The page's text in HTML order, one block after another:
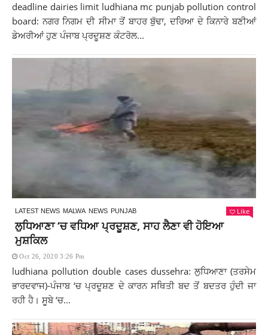
deadline dairies limit ludhiana mc punjab pollution control
board: ਨਗਰ ਨਿਗਮ ਦੀ ਸੀਮਾ ਤੋਂ ਬਾਹਰ ਬੁੱਢਾ, ਦਰਿਆ ਦੇ ਕਿਨਾਰੇ ਬਣੀਆਂ
ਡੇਅਰੀਆਂ ਹੁਣ ਪੰਜਾਬ ਪ੍ਰਦੂਸ਼ਣ ਕੰਟਰੋਲ...
LATEST NEWS MALWA NEWS PUNJAB Like
ਲੁਧਿਆਣਾ ‘ਚ ਵਧਿਆ ਪ੍ਰਦੂਸ਼ਣ, ਸਾਹ ਲੈਣਾ ਵੀ ਹੋਇਆ
ਮੁਸ਼ਕਿਲ
Oct 26, 2020 3:26 Pm
ludhiana pollution double cases dussehra: ਲੁਧਿਆਣਾ (ਤਰਸੇਮ
ਭਾਰਦਵਾਜ)-ਪੰਜਾਬ ‘ਚ ਪ੍ਰਦੂਸ਼ਣ ਦੇ ਕਾਰਨ ਸਥਿਤੀ ਬਦ ਤੋਂ ਬਦਤਰ ਹੁੰਦੀ ਜਾ
ਰਹੀ ਹੈ। ਸੂਬੇ ‘ਚ...